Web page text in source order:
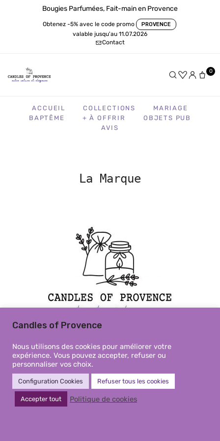
Bougies Parfumées, Fait-main en Provence
Obtenez -5% avec le code promo PROVENCE
valable jusqu'au 11.07.2026
Contact
0
ACCUEIL COLLECTIONS
MARIAGE
BAPTÊME
+ À OFFRIR
OBJETS PUB
AVIS
La Marque
Bienvenue sur Candles of Provence,
votre boutique en ligne de bougies
artisanales. Entreprise passionnée
par la fabrication de bougies et nous
Candles of Provence
Nous utilisons des cookies pour améliorer votre
expérience. Vous pouvez accepter, refuser ou
personnaliser vos choix.
Configuration Cookies Refuser tous les cookies
Accepter tout Politique de cookies